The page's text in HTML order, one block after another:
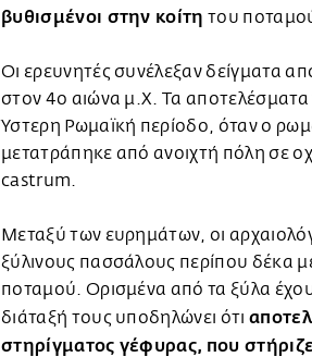
βυθισμένοι στην κοίτη του
Οι ερευνητές συνέλεξαν δείγματα
στον 4ο αιώνα μ.Χ. Τα
Ύστερη Ρωμαϊκή περίοδο, όταν ο
μετατράπηκε από ανοιχτή πόλη σε
castrum.
Μεταξύ των ευρημάτων, οι
ξύλινους πασσάλους περίπου δέκα
ποταμού. Ορισμένα από τα ξύλα
διάταξή τους υποδηλώνει ότι
στηρίγματος γέφυρας, που